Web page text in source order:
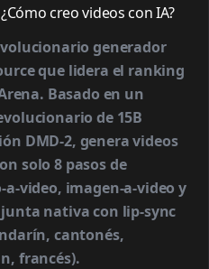
creo videos con IA?
generador
que lidera el ranking
Basado en un
de 15B
DMD-2, genera videos
solo 8 pasos de
video, imagen-a-video y
nativa con lip-sync
cantonés,
francés).